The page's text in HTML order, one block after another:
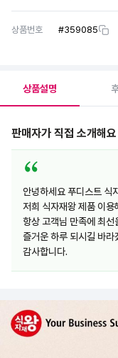
상품번호 #359085
상품설명
판매자가 직접 소개해요
안녕하세요 푸디스트 식
저희 식자재왕 제품 이용
항상 고객님 만족에 최
즐거운 하루 되시길 바라
감사합니다.